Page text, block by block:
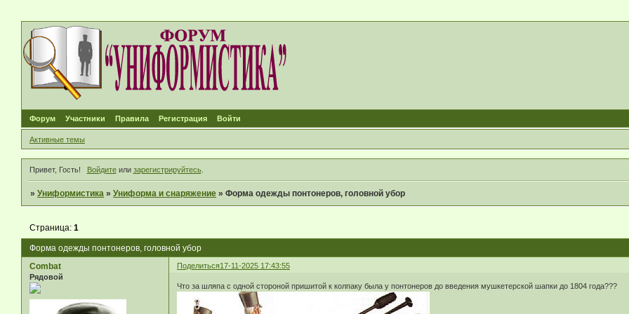
Форум Участники Правила Регистрация Войти
Активные темы
Привет, Гость! Войдитеили зарегистрируйтесь.
»Униформистика »Униформа и снаряжение »Форма одежды понтонеров, головной убор
Форма одежды понтонеров, головной убор
Страница:1
Поделиться17-11-2025 17:43:55
Combat
Рядовой
Что за шляпа с одной стороной пришитой к колпаку была у понтонеров до введения мушкетерской шапки до 1804 года???